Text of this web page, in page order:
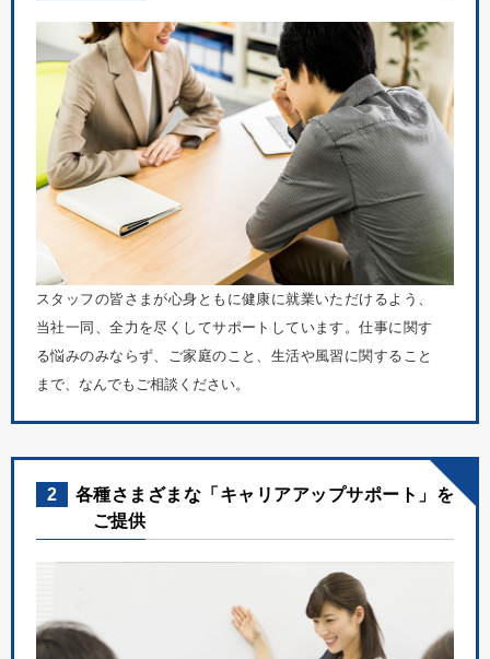
スタッフの皆さまが心身ともに健康に就業いただけるよう、
当社一同、全力を尽くしてサポートしています。仕事に関す
る悩みのみならず、ご家庭のこと、生活や風習に関すること
まで、なんでもご相談ください。
2
各種さまざまな「キャリアアップサポート」を
ご提供